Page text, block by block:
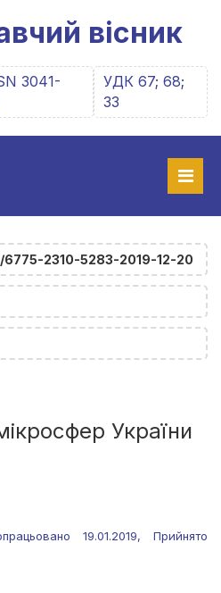
вісник
3041-
УДК 67; 68;
33
2310-5283-2019-12-20
України
19.01.2019, Прийнято